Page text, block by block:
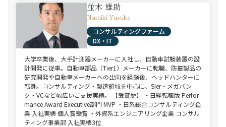
並木 雄助
Namiki Yusuke
コンサルティングファーム
DX・IT
大学卒業後、大手計測器メーカーに入社し、自動車試験装置の設
計開発に従事。自動車部品（Tier1）メーカーに転職、防振製品の
研究開発や自動車メーカーへの出向を経験後、ヘッドハンターに
転身。コンサルティング・製造領域を中心に、SIer・メガバン
ク・VCなど幅広いご支援実績。 【受賞歴】 ・日経転職版 Perfor
mance Award Executive部門 MVP ・日系総合コンサルティング企
業 入社実績 個人賞受賞 ・外資系エンジニアリング企業 コンサル
ティング事業部 入社実績3位